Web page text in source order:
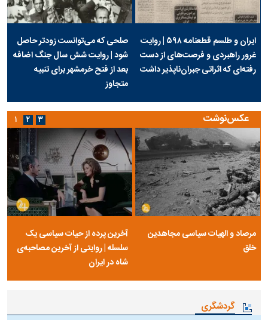
ایران و طلسم قطعنامه ۵۹۸ | روایت
غرور راهبردی و فرصت‌های از دست
رفته‌ای که اثراتی جبران‌ناپذیر داشت
صلحی که می‌توانست زودتر حاصل
شود | روایت شش سال جنگ اضافه
بعد از فتح خرمشهر برای تنبیه
متجاوز
عکس‌نوشت
مرصاد و الهیات سیاسی مجاهدین
خلق
آخرین پرده از حیات سیاسی یک
سلسله | روایتی از آخرین مصاحبه‌ی
شاه در ایران
۱ ۲ ۳
گردشگری